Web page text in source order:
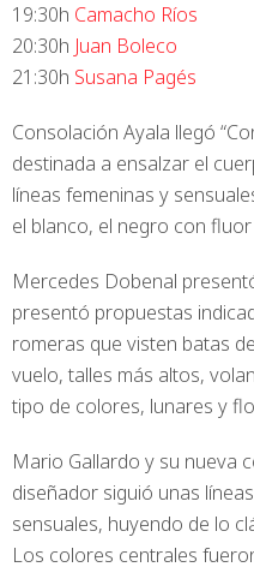
19:30h Camacho Ríos
20:30h Juan Boleco
21:30h Susana Pagés
Consolación Ayala llegó
destinada a ensalzar el
líneas femeninas y
el blanco, el negro con
Mercedes Dobenal
presentó propuestas
romeras que visten batas
vuelo, talles más altos,
tipo de colores, lunares y
Mario Gallardo y su nueva
diseñador siguió unas
sensuales, huyendo de lo
Los colores centrales